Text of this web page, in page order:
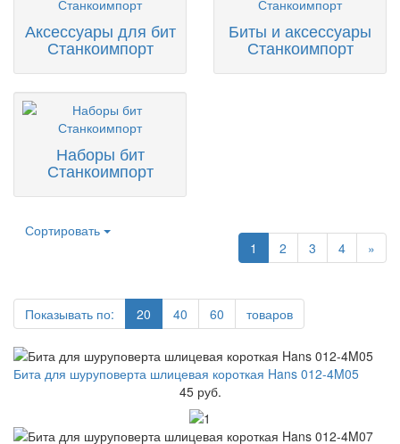
Аксессуары для бит
Станкоимпорт
Биты и аксессуары
Станкоимпорт
Наборы бит
Станкоимпорт
Сортировать
1
2 3 4 »
Показывать по: 20 40 60 товаров
Бита для шуруповерта шлицевая короткая Hans 012-4M05
45 руб.